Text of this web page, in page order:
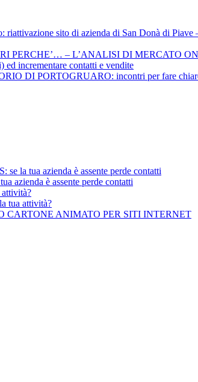
riattivazione sito di azienda di San Donà di Piave
PERCHE’… – L’ANALISI DI MERCATO
ed incrementare contatti e vendite
DI PORTOGRUARO: incontri per fare
la tua azienda è assente perde contatti
azienda è assente perde contatti
attività?
tua attività?
CARTONE ANIMATO PER SITI INTERNET